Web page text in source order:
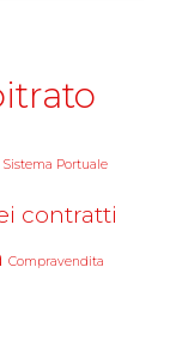
Portuale
contratti
Compravendita